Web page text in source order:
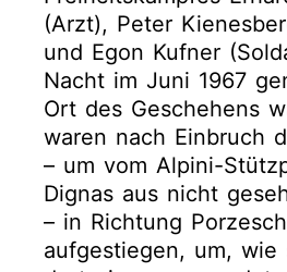
(Arzt), Peter
und Egon Kufner
Nacht im Juni 1967
Ort des Geschehens
waren nach Einbruch
– um vom Alpini-
Dignas aus nicht
– in Richtung
aufgestiegen, um,